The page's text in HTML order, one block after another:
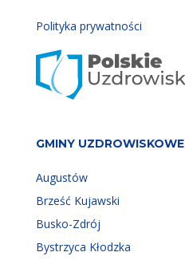
Polityka prywatności
GMINY UZDROWISKOWE
Augustów
Brześć Kujawski
Busko-Zdrój
Bystrzyca Kłodzka